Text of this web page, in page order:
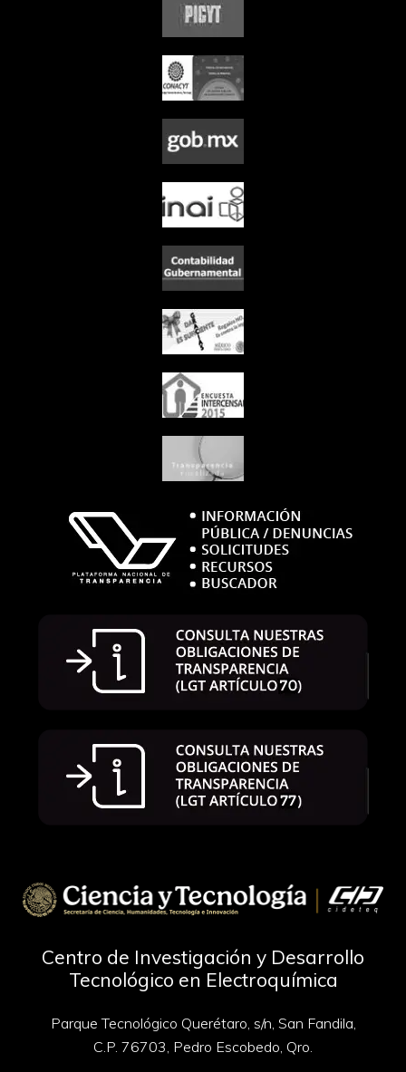
Centro de Investigación y Desarrollo
Tecnológico en Electroquímica
Parque Tecnológico Querétaro, s/n, San Fandila,
C.P. 76703, Pedro Escobedo, Qro.